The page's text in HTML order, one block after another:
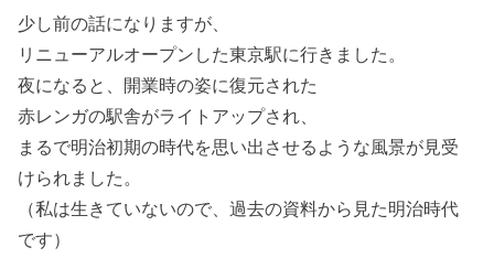
少し前の話になりますが、
リニューアルオープンした東京駅に行きました。
夜になると、開業時の姿に復元された
赤レンガの駅舎がライトアップされ、
まるで明治初期の時代を思い出させるような風景が見受
けられました。
（私は生きていないので、過去の資料から見た明治時代
です）